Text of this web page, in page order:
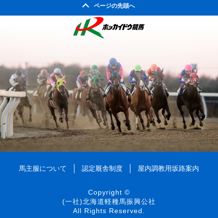
2008年01月
2007年02月
2007年01月
2006年03月
2006年02月
2006年01月
2005年07月
2005年04月
2005年03月
2005年02月
2005年01月
2004年06月
2004年05月
2004年04月
2004年03月
2004年02月
2004年01月
2003年07月
2003年06月
2003年05月
2003年04月
2003年01月
ページの先頭へ
馬主服について 認定厩舎制度 屋内調教用坂路案内
Copyright ©
(一社)北海道軽種馬振興公社
All Rights Reserved.